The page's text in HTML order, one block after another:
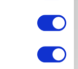
vol
het gebied van